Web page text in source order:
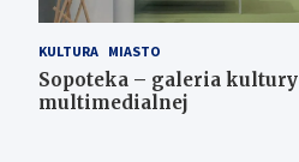
KULTURA MIASTO
Sopoteka – galeria kultury
multimedialnej